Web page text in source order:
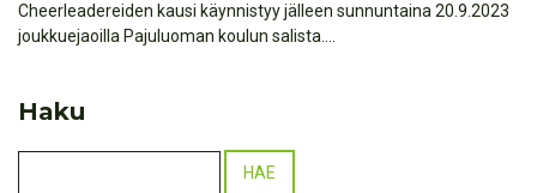
Cheerleadereiden kausi käynnistyy jälleen sunnuntaina 20.9.2023
joukkuejaoilla Pajuluoman koulun salista....
Haku